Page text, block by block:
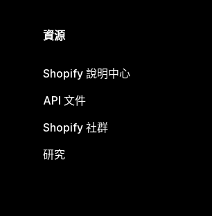
資源
Shopify 說明中心
API 文件
Shopify 社群
研究